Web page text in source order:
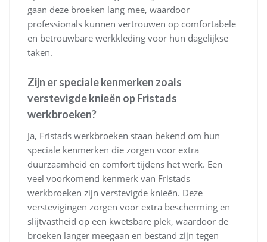
gaan deze broeken lang mee, waardoor
professionals kunnen vertrouwen op comfortabele
en betrouwbare werkkleding voor hun dagelijkse
taken.
Zijn er speciale kenmerken zoals
verstevigde knieën op Fristads
werkbroeken?
Ja, Fristads werkbroeken staan bekend om hun
speciale kenmerken die zorgen voor extra
duurzaamheid en comfort tijdens het werk. Een
veel voorkomend kenmerk van Fristads
werkbroeken zijn verstevigde knieën. Deze
verstevigingen zorgen voor extra bescherming en
slijtvastheid op een kwetsbare plek, waardoor de
broeken langer meegaan en bestand zijn tegen